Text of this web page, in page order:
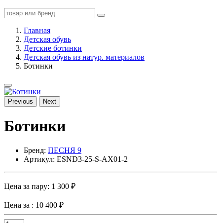
Главная
Детская обувь
Детские ботинки
Детская обувь из натур. материалов
Ботинки
Previous Next
Ботинки
Бренд: ПЕСНЯ 9
Артикул: ESND3-25-S-AX01-2
Цена за пару: 1 300 ₽
Цена за : 10 400 ₽